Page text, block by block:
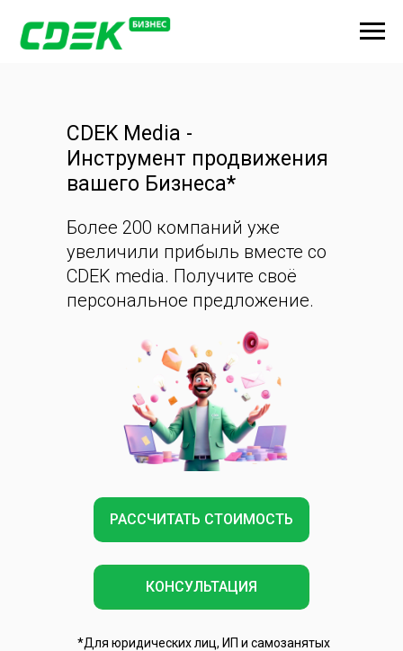
CDEK Media -
Инструмент продвижения
вашего Бизнеса*
Более 200 компаний уже
увеличили прибыль вместе со
CDEK media. Получите своё
персональное предложение.
РАССЧИТАТЬ СТОИМОСТЬ
КОНСУЛЬТАЦИЯ
*Для юридических лиц, ИП и самозанятых